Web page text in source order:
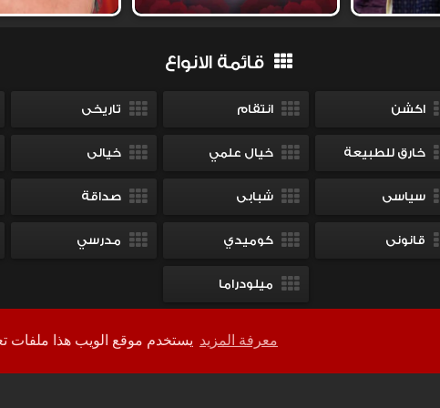
معرفة المزيد
قائمة الانواع
اكشن انتقام تاريخى
خارق للطبيعة خيال علمي خيالى
سياسى شبابى صداقة
قانونى كوميدي مدرسي
ميلودراما